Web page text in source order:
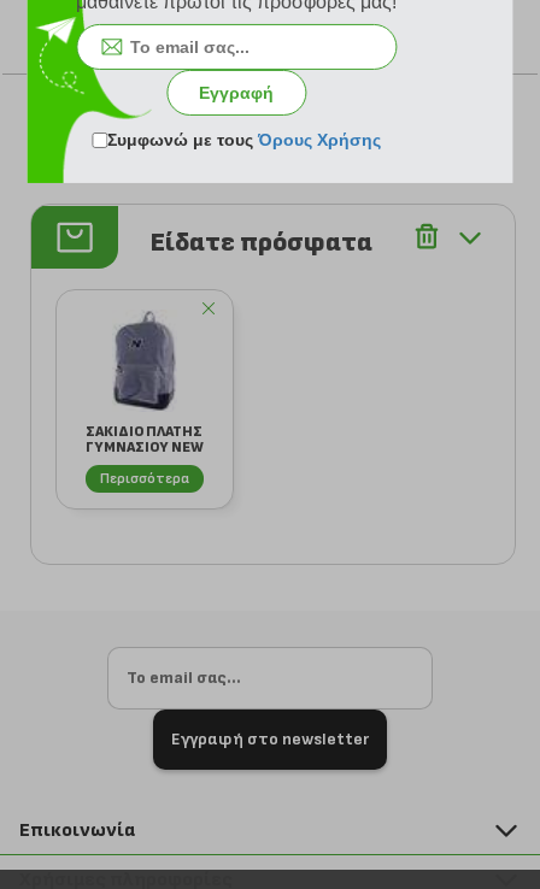
ΨΗΦΙΣΤΕ
Είδατε πρόσφατα
ΣΑΚΙΔΙΟ ΠΛΑΤΗΣ
ΓΥΜΝΑΣΙΟΥ NEW
BALANCE 89392
20...
Περισσότερα
Εγγραφή στο newsletter
Επικοινωνία
211 2000 700
Εγγραφή
Συμφωνώ με τουςΌρους Χρήσης